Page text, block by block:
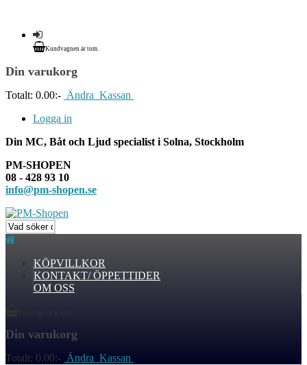
Kundvagnen är tom.
Din varukorg
Totalt: 0.00:- Ändra Kassan
Logga in
Din MC, Båt och Ljud specialist i Solna, Stockholm
PM-SHOPEN
08 - 428 93 10
info@pm-shopen.se
KÖPVILLKOR
KONTAKT/ ÖPPETTIDER
OM OSS
Din varukorg
Totalt: 0.00:- Ändra Kassan